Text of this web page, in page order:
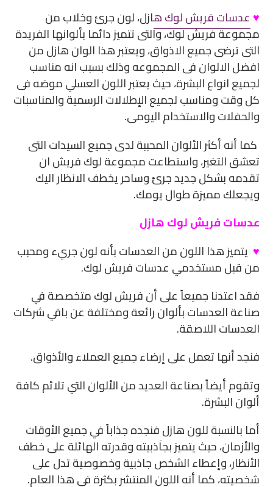
♥ عدسات فريش لوك هازل، لون جرئ وخلاب من
مجموعة فريش لوك، والتى تتميز دائما بألوانها الفريدة
التى ترضى جميع الاذواق، ويعتبر هذا الوان هازل من
افضل الالوان فى المجموعه وذلك بسبب انه مناسب
لجميع انواع البشرة، حيث يعتبر اللون العسلي موضه فى
كل وقت ومناسب لجميع الإطلالات الرسمية والمناسبات
والحفلات والاستخدام اليومى.
كما أنه أكثر الألوان المحببة لدى جميع السيدات التى
تعشق التغير، واستطاعت مجموعة لوك فريش ان
تقدمه بشكل جديد جرئ وساحر يخطف الانظار اليك
ويجعلك مميزة طوال يومك.
عدسات فريش لوك هازل
♥ يتميز هذا اللون من العدسات بأنه لون جريء ومحبب
من قبل مستخدمي عدسات فريش لوك.
فقد اعتدنا جميعاً على أن فريش لوك متخصصة في
صناعة العدسات بألوان رائعة ومختلفة عن باقي شركات
العدسات اللاصقة.
فنجد أنها تعمل على إرضاء جميع العملاء والأذواق.
وتقوم أيضاً بصناعة العديد من الألوان التي تلائم كافة
ألوان البشرة.
أما بالنسبة للون هازلفنجده جذاباً في جميع الأوقات
والأزمان، حيث يتميز بجاذبيته وقدرته الهائلة على خطف
الأنظار، وإعطاء الشخص جاذبية وخصوصية تدل على
شخصيته، كما أنه اللون المنتشر بكثرة في هذا العام.